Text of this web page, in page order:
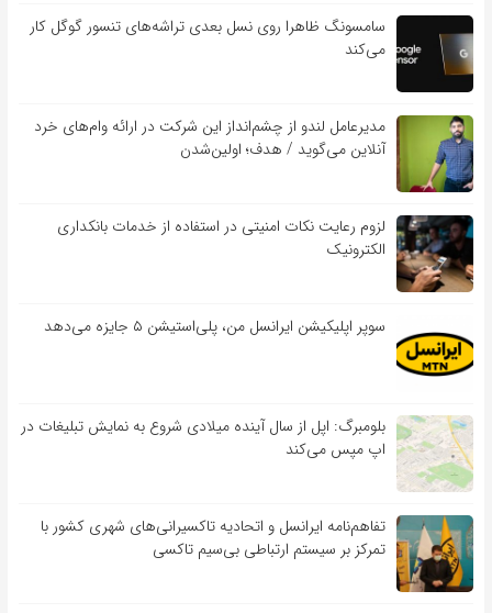
سامسونگ ظاهرا روی نسل بعدی تراشه‌های تنسور گوگل کار
می‌کند
مدیرعامل لندو از چشم‌انداز این شرکت در ارائه وام‌های خرد
آنلاین می‌گوید / هدف؛ اولین‌شدن
لزوم رعایت نکات امنیتی در استفاده از خدمات بانکداری
الکترونیک
سوپر اپلیکیشن ایرانسل من، پلی‌استیشن ۵ جایزه می‌دهد
بلومبرگ: اپل از سال آینده میلادی شروع به نمایش تبلیغات در
اپ مپس می‌کند
تفاهم‌نامه‌ ایرانسل و اتحادیه تاکسیرانی‌های شهری کشور با
تمرکز بر سیستم ارتباطی بی‌سیم تاکسی